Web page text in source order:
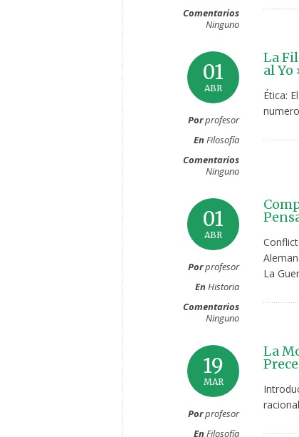
Comentarios
Ninguno
01
ABR
Porprofesor
EnFilosofía
Comentarios
Ninguno
La
al Yo
Ética:
01
ABR
Porprofesor
EnHistoria
Comentarios
Ninguno
La
19
MAR
Porprofesor
EnFilosofía
La